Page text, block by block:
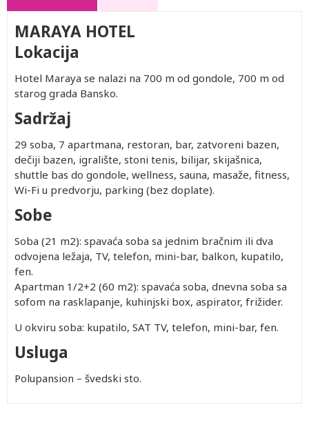
MARAYA HOTEL
Lokacija
Hotel Maraya se nalazi na 700 m od gondole, 700 m od
starog grada Bansko.
Sadržaj
29 soba, 7 apartmana, restoran, bar, zatvoreni bazen,
dečiji bazen, igralište, stoni tenis, bilijar, skijašnica,
shuttle bas do gondole, wellness, sauna, masaže, fitness,
Wi-Fi u predvorju, parking (bez doplate).
Sobe
Soba (21 m2): spavaća soba sa jednim bračnim ili dva
odvojena ležaja, TV, telefon, mini-bar, balkon, kupatilo,
fen.
Apartman 1/2+2 (60 m2): spavaća soba, dnevna soba sa
sofom na rasklapanje, kuhinjski box, aspirator, frižider.
U okviru soba: kupatilo, SAT TV, telefon, mini-bar, fen.
Usluga
Polupansion – švedski sto.